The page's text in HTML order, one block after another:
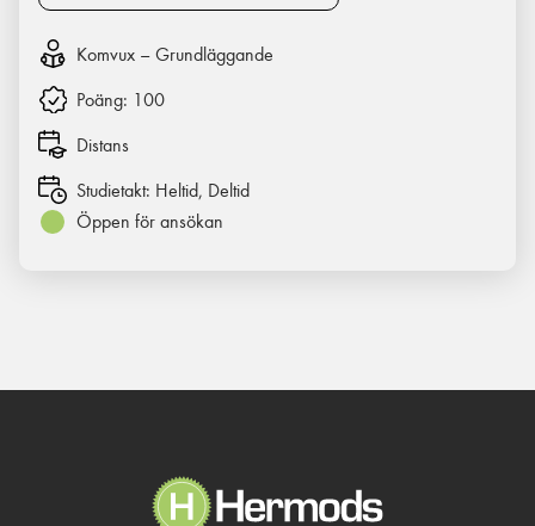
Komvux – Grundläggande
Poäng: 100
Distans
Studietakt: Heltid, Deltid
Öppen för ansökan